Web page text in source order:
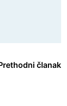
članak